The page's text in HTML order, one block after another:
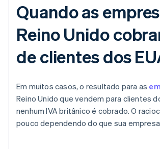
Quando as
Reino Unido
de clientes dos
Em muitos casos, o resultado para as
Reino Unido que vendem para clientes
nenhum IVA britânico é cobrado. O
pouco dependendo do que sua